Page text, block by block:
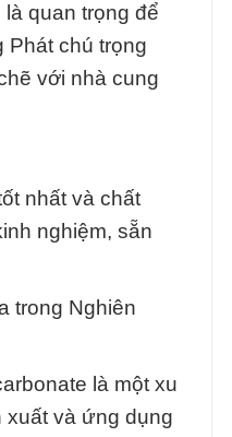
quan trọng để
Phát chú trọng
với nhà cung
nhất và chất
nghiệm, sẵn
trong Nghiên
là một xu
xuất và ứng dụng